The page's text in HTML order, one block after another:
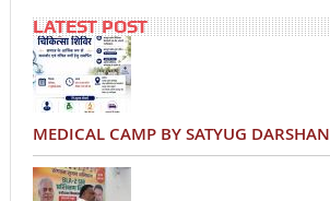
LATEST POST
MEDICAL CAMP BY SATYUG